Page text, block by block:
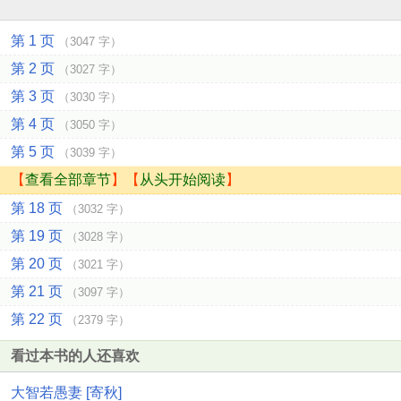
第 1 页 （3047 字）
第 2 页 （3027 字）
第 3 页 （3030 字）
第 4 页 （3050 字）
第 5 页 （3039 字）
【查看全部章节】【 从头开始阅读】
第 18 页
（3032 字）
第 19 页 （3028 字）
第 20 页 （3021 字）
第 21 页 （3097 字）
第 22 页 （2379 字）
看过本书的人还喜欢
大智若愚妻 [寄秋]